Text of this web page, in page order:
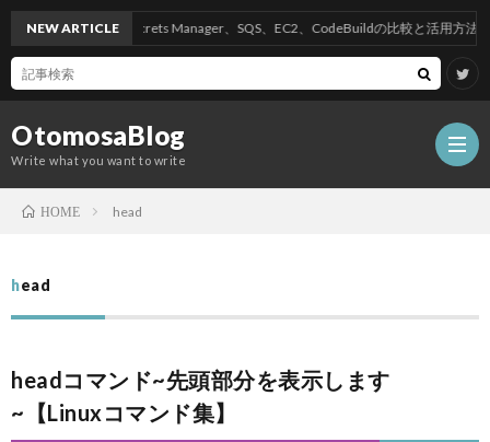
OtomosaBlog
Write what you want to write
SEO
NEW ARTICLE
AWSのSecrets Manager、SQS、EC2、CodeBuildの比較と活用方法
HOME head
head
headコマンド~先頭部分を表示します
~【Linuxコマンド集】